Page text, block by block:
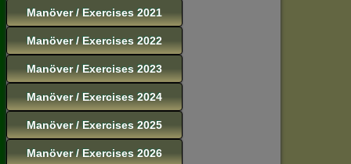
Manöver / Exercises 2021
Manöver / Exercises 2022
Manöver / Exercises 2023
Manöver / Exercises 2024
Manöver / Exercises 2025
Manöver / Exercises 2026